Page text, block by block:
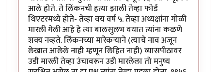
आले होते. ते लिंकनची हत्या झाली तेव्हा फोर्ड
थिएटरमध्ये होते- तेव्हा वय वर्ष ५. तेव्हा अध्यक्षांना गोळी
मारली गेली आहे हे त्या बालसुलभ वयात त्यांना कळणे
शक्य नव्हते. लिंकनच्या मारेकर्‍याने (त्याचे नाव अजून
लेखात आलेले नाही म्हणून लिहित नाही) व्यासपीठावर
उडी मारली तेव्हा उंचावरून उडी मारलेला तो मनुष्य